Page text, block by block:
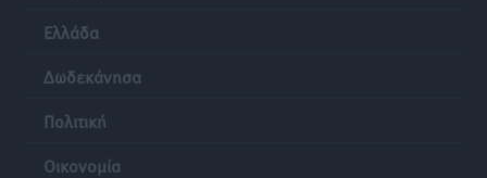
Ελλάδα
Δωδεκάνησα
Πολιτική
Οικονομία